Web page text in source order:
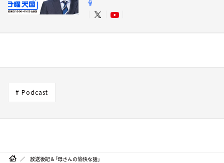
# Podcast
放送後記＆「母さんの愉快な話」